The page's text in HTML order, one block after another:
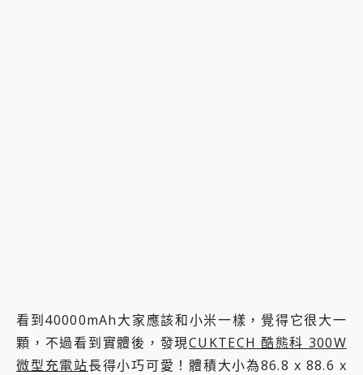
看到40000mAh大家應該和小米一樣，覺得它很大一
顆，不過看到實體後，發現CUKTECH 酷態科 300W
微型充電站長得小巧可愛！體積大小為86.8 x 88.6 x